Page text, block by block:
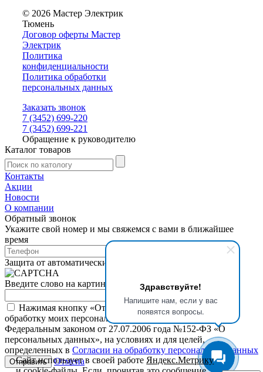
Здравствуйте!
Напишите нам, если у вас
появятся вопросы.
© 2026 Мастер Электрик
Тюмень
Договор оферты Мастер
Электрик
Политика
конфиденциальности
Политика обработки
персональных данных
Заказать звонок
7 (3452) 699-220
7 (3452) 699-221
Обращение к руководителю
Каталог товаров
Контакты
Акции
Новости
О компании
Обратный звонок
Укажите свой номер и мы свяжемся с вами в ближайшее
время
Защита от автоматических сообщений
Введите слово на картинке
Нажимая кнопку «Отправить», я даю свое согласие на
обработку моих персональных данных, в соответствии с
Федеральным законом от 27.07.2006 года №152-ФЗ «О
персональных данных», на условиях и для целей,
определенных в Согласии на обработку персональных данных
Отмена
Сайт использует в своей работе Яндекс.Метрику